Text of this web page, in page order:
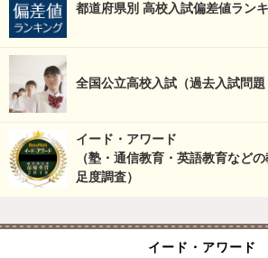
都道府県別 高校入試偏差値ラン
全国公立高校入試（過去入試問題
イード・アワード
（塾・通信教育・英語教育など
足度調査）
イード・アワード